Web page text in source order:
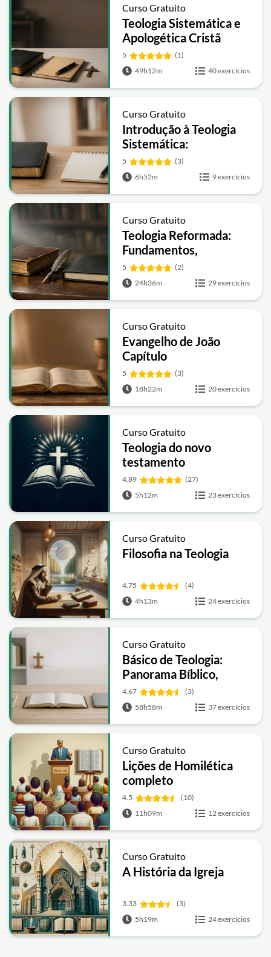
Curso Gratuito
Teologia Sistemática e
Apologética Cristã
5
(1)
49h12m
40 exercícios
Curso Gratuito
Introdução à Teologia
Sistemática:
Fundamentos e
Doutrinas Essenciais
5
(3)
6h52m
9 exercícios
Curso Gratuito
Teologia Reformada:
Fundamentos,
Doutrinas e Escatologia
5
(2)
24h36m
29 exercícios
Curso Gratuito
Evangelho de João
Capítulo
5
(3)
18h22m
20 exercícios
Curso Gratuito
Teologia do novo
testamento
4.89
(27)
5h12m
23 exercícios
Curso Gratuito
Filosofia na Teologia
4.75
(4)
4h13m
24 exercícios
Curso Gratuito
Básico de Teologia:
Panorama Bíblico,
História da Igreja e
Teologia Sistemática
4.67
(3)
58h58m
37 exercícios
Curso Gratuito
Lições de Homilética
completo
4.5
(10)
11h09m
12 exercícios
Curso Gratuito
A História da Igreja
3.33
(3)
5h19m
24 exercícios